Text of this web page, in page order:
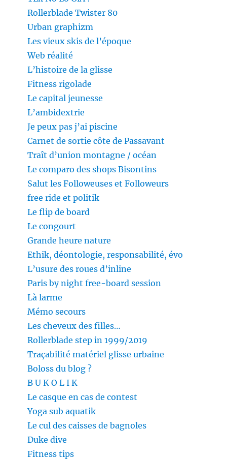
Rollerblade Twister 80
Urban graphizm
Les vieux skis de l’époque
Web réalité
L’histoire de la glisse
Fitness rigolade
Le capital jeunesse
L’ambidextrie
Je peux pas j’ai piscine
Carnet de sortie côte de Passavant
Traît d’union montagne / océan
Le comparo des shops Bisontins
Salut les Followeuses et Followeurs
free ride et politik
Le flip de board
Le congourt
Grande heure nature
Ethik, déontologie, responsabilité, évo
L’usure des roues d’inline
Paris by night free-board session
Là larme
Mémo secours
Les cheveux des filles…
Rollerblade step in 1999/2019
Traçabilité matériel glisse urbaine
Boloss du blog ?
B U K O L I K
Le casque en cas de contest
Yoga sub aquatik
Le cul des caisses de bagnoles
Duke dive
Fitness tips